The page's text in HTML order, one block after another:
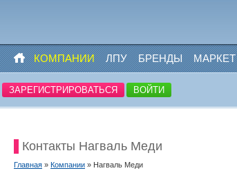
КОМПАНИИ ЛПУ БРЕНДЫ МАРКЕТ
ЗАРЕГИСТРИРОВАТЬСЯ ВОЙТИ
Контакты Нагваль Меди
Главная » Компании » Нагваль Меди